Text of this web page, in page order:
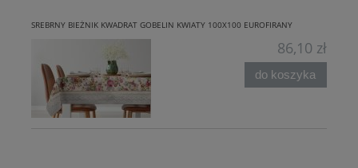
SREBRNY BIEŻNIK KWADRAT GOBELIN KWIATY 100X100 EUROFIRANY
86,10 zł
do koszyka